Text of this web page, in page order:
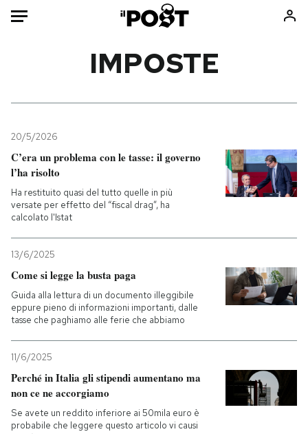
Mondo
Politica
Tecnologia
Internet
Scienza
Economia
Sport
Consumismi
Ok Boomer!
Mondiali calcio 2026
NEWSLETTER
I MIEI PREFERITI
IMPOSTE
20/5/2026
C’era un problema con le tasse: il governo
l’ha risolto
Ha restituito quasi del tutto quelle in più
versate per effetto del “fiscal drag”, ha
calcolato l'Istat
13/6/2025
Come si legge la busta paga
Guida alla lettura di un documento illeggibile
eppure pieno di informazioni importanti, dalle
tasse che paghiamo alle ferie che abbiamo
11/6/2025
Perché in Italia gli stipendi aumentano ma
non ce ne accorgiamo
Se avete un reddito inferiore ai 50mila euro è
probabile che leggere questo articolo vi causi